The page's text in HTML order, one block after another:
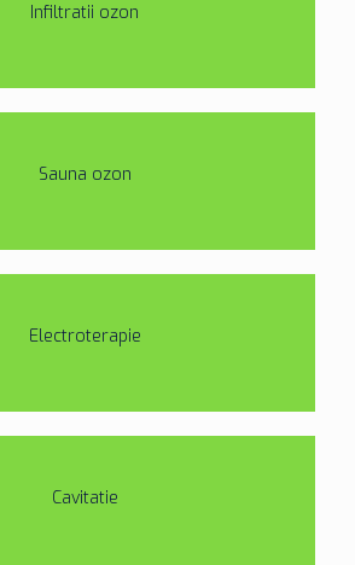
Infiltratii ozon
Sauna ozon
Electroterapie
Cavitatie